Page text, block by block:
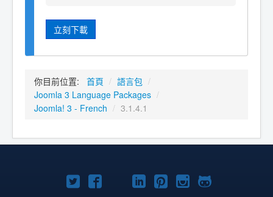
立刻下載
你目前位置: 首頁 / 語言包 /
Joomla 3 Language Packages /
Joomla! 3 - French / 3.1.4.1
TwitterFacebookYouTube
Linkedln
Pinterest
Instagram
GitHub